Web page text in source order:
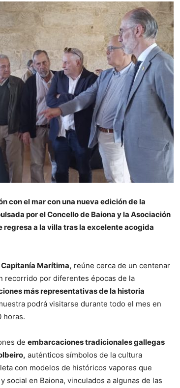
con el mar con una nueva edición de la
por el Concello de Baiona y la Asociación
regresa a la villa tras la excelente acogida
Marítima, reúne cerca de un centenar
recorrido por diferentes épocas de la
más representativas de la historia
podrá visitarse durante todo el mes en
horas.
de embarcaciones tradicionales gallegas
auténticos símbolos de la cultura
con modelos de históricos vapores que
social en Baiona, vinculados a algunas de las